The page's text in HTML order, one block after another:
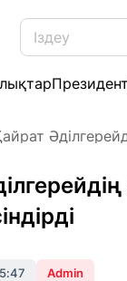
Президент
Admin